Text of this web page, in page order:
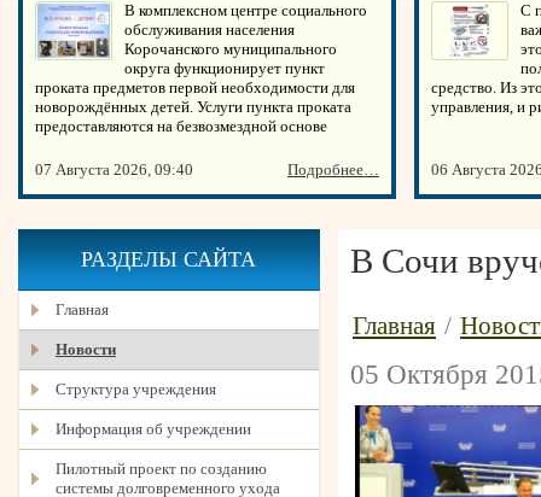
В комплексном центре социального
обслуживания населения
Корочанского муниципального
округа функционирует пункт
проката предметов первой необходимости для
новорождённых детей. Услуги пункта проката
предоставляются на безвозмездной основе
07 Августа 2026, 09:40 Подробнее…
С
средство. Из
управления, и
06 Августа
РАЗДЕЛЫ САЙТА
Главная
Новости
Структура учреждения
Информация об учреждении
Пилотный проект по созданию
системы долговременного ухода
В Сочи
Главная /
05 Октября